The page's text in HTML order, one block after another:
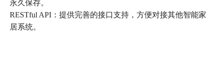
永久保存。
RESTful API：提供完善的接口支持，方便对接其他智能家
居系统。